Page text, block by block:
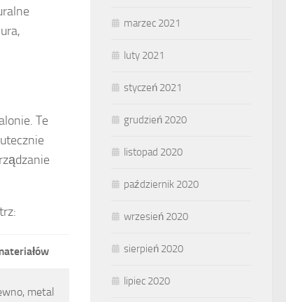
Te
metal
marzec 2021
luty 2021
styczeń 2021
grudzień 2020
listopad 2020
październik 2020
wrzesień 2020
sierpień 2020
lipiec 2020